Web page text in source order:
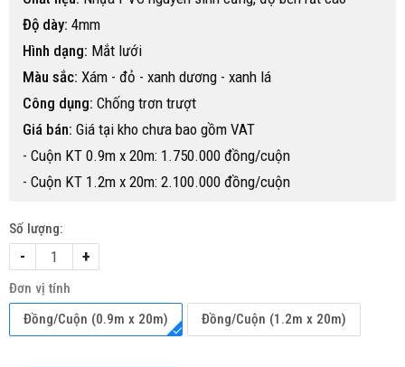
Độ dày: 4mm
Hình dạng: Mắt lưới
Màu sắc: Xám - đỏ - xanh dương - xanh lá
Công dụng: Chống trơn trượt
Giá bán: Giá tại kho chưa bao gồm VAT
- Cuộn KT 0.9m x 20m: 1.750.000 đồng/cuộn
- Cuộn KT 1.2m x 20m: 2.100.000 đồng/cuộn
Số lượng:
- +
Đơn vị tính
Đồng/Cuộn (0.9m x 20m)
Đồng/Cuộn (1.2m x 20m)